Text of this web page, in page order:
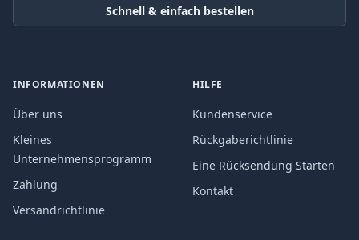
Schnell & einfach bestellen
INFORMATIONEN
Über uns
Kleines
Unternehmensprogramm
Zahlung
Versandrichtlinie
HILFE
Kundenservice
Rückgaberichtlinie
Eine Rücksendung Starten
Kontakt